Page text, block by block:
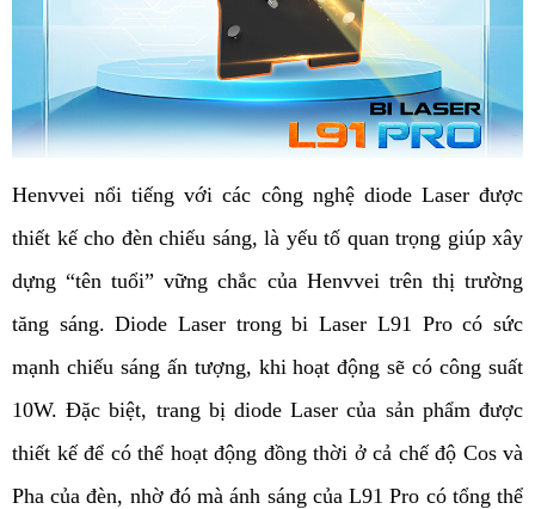
Henvvei nổi tiếng với các công nghệ diode Laser được
thiết kế cho đèn chiếu sáng, là yếu tố quan trọng giúp xây
dựng “tên tuổi” vững chắc của Henvvei trên thị trường
tăng sáng. Diode Laser trong bi Laser L91 Pro có sức
mạnh chiếu sáng ấn tượng, khi hoạt động sẽ có công suất
10W. Đặc biệt, trang bị diode Laser của sản phẩm được
thiết kế để có thể hoạt động đồng thời ở cả chế độ Cos và
Pha của đèn, nhờ đó mà ánh sáng của L91 Pro có tổng thể